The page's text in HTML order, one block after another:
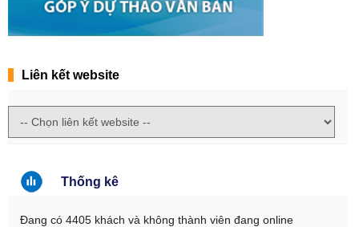
Liên kết website
Thống kê
Đang có 4405 khách và không thành viên đang online